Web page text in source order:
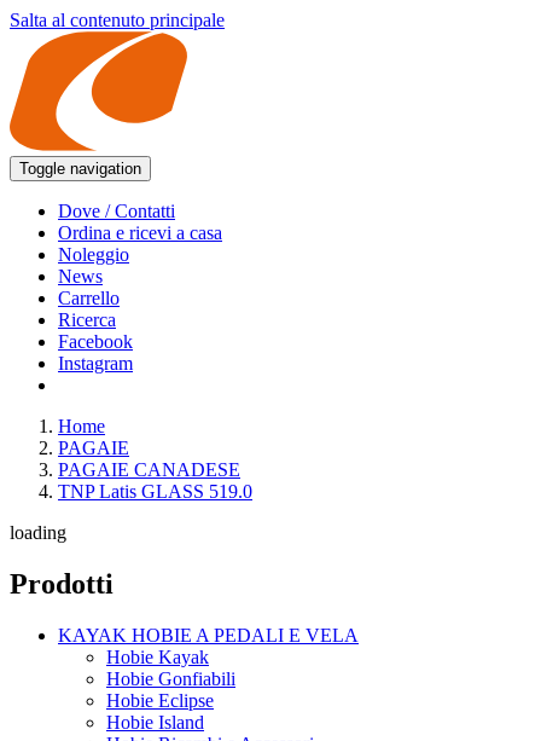
Salta al contenuto principale
Toggle navigation
Dove / Contatti
Ordina e ricevi a casa
Noleggio
News
Carrello
Ricerca
Facebook
Instagram
Home
PAGAIE
PAGAIE CANADESE
TNP Latis GLASS 519.0
loading
Prodotti
KAYAK HOBIE A PEDALI E VELA
Hobie Kayak
Hobie Gonfiabili
Hobie Eclipse
Hobie Island